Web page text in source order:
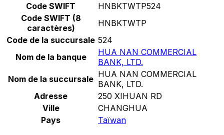
Code SWIFT
HNBKTWTP524
Code SWIFT (8
caractères)
HNBKTWTP
Code de la succursale 524
Nom de la banque
HUA NAN COMMERCIAL
BANK, LTD.
Nom de la succursale HUA NAN COMMERCIAL
BANK, LTD.
Adresse
250 XIHUAN RD
Ville
CHANGHUA
Pays
Taïwan